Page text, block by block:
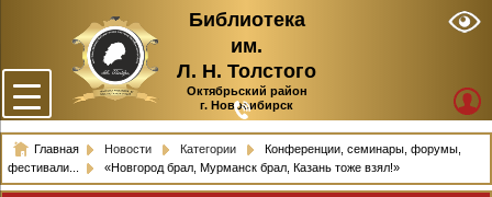
Библиотека
им.
Л. Н. Толстого
Октябрьский район
г. Новосибирск
Главная Новости Категории
Конференции, семинары, форумы,
фестивали...
«Новгород брал, Мурманск брал, Казань тоже взял!»